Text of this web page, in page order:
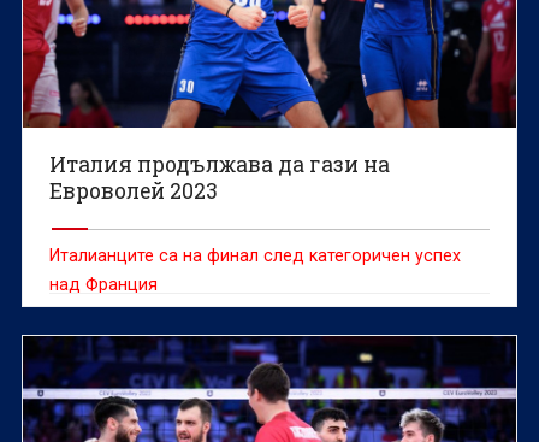
Италия продължава да гази на
Евроволей 2023
Италианците са на финал след категоричен успех
над Франция